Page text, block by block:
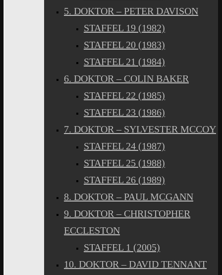
5. DOKTOR – PETER DAVISON
STAFFEL 19 (1982)
STAFFEL 20 (1983)
STAFFEL 21 (1984)
6. DOKTOR – COLIN BAKER
STAFFEL 22 (1985)
STAFFEL 23 (1986)
7. DOKTOR – SYLVESTER MCCOY
STAFFEL 24 (1987)
STAFFEL 25 (1988)
STAFFEL 26 (1989)
8. DOKTOR – PAUL MCGANN
9. DOKTOR – CHRISTOPHER
ECCLESTON
STAFFEL 1 (2005)
10. DOKTOR – DAVID TENNANT